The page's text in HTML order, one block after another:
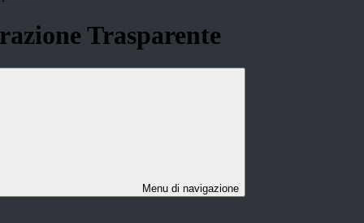
Trasparente
Menu di navigazione